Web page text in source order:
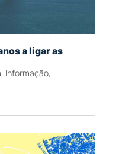
a ligar as
, Informação,